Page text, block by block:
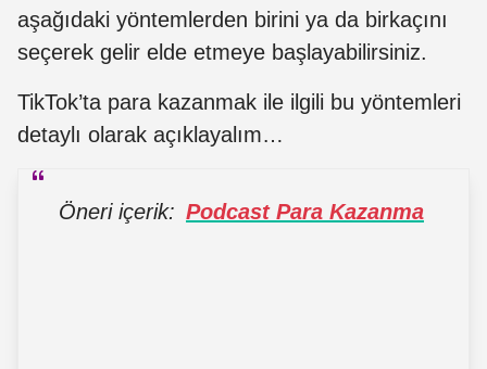
aşağıdaki yöntemlerden birini ya da birkaçını
seçerek gelir elde etmeye başlayabilirsiniz.
TikTok’ta para kazanmak ile ilgili bu yöntemleri
detaylı olarak açıklayalım…
Öneri içerik: Podcast Para Kazanma